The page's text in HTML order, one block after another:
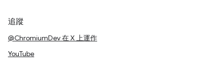
追蹤
@ChromiumDev 在 X 上運作
YouTube